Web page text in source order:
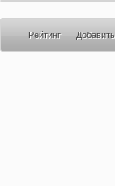
Рейтинг Добавить